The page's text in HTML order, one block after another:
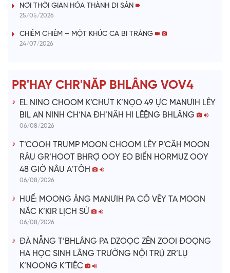
V
i
e
o
NƠI THỜI GIAN HÓA THÀNH DI SẢN
25/05/2026
CHIÊM CHIÊM – MỘT KHÚC CA BI TRÁNG
24/07/2026
PR'HAY CHR'NĂP BHLÂNG VOV4
EL NINO CHOOM K’CHƯT K’NỌO 49 ỰC MANƯIH LÊY
BIL AN NINH CH’NA ĐH’NĂH HI LÊỆNG BHLÂNG
06/08/2026
T’COOH TRUMP MOON CHOOM LÊY P’CĂH MOON
RÂU GR’HOOT BHRỢ OOY EO BIỂN HORMUZ OOY
48 GIỜ NÂU A’TÔH
06/08/2026
HUẾ: MOONG ÂNG MANƯIH PA CÔ VÊY TA MOON
NĂC K’KIR LỊCH SỬ
06/08/2026
ĐÀ NẴNG T’BHLÂNG PA DZOỌC ZÊN ZOOI ĐOỌNG
HA HỌC SINH LÂNG TRƯỜNG NỘI TRÚ ZR’LỤ
K’NOONG K’TIÊC